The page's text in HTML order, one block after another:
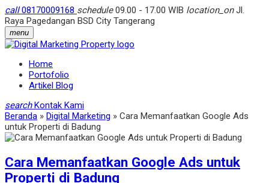
call08170009168 schedule09.00 - 17.00 WIB location_onJl.
Raya Pagedangan BSD City Tangerang
menu
Home
Portofolio
Artikel Blog
search Kontak Kami
Beranda » Digital Marketing » Cara Memanfaatkan Google Ads
untuk Properti di Badung
Cara Memanfaatkan Google Ads untuk
Properti di Badung